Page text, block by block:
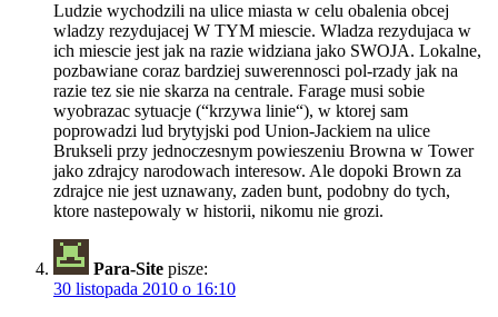
Ludzie wychodzili na ulice miasta w celu obalenia obcej
wladzy rezydujacej W TYM miescie. Wladza rezydujaca w
ich miescie jest jak na razie widziana jako SWOJA. Lokalne,
pozbawiane coraz bardziej suwerennosci pol-rzady jak na
razie tez sie nie skarza na centrale. Farage musi sobie
wyobrazac sytuacje (“krzywa linie“), w ktorej sam
poprowadzi lud brytyjski pod Union-Jackiem na ulice
Brukseli przy jednoczesnym powieszeniu Browna w Tower
jako zdrajcy narodowach interesow. Ale dopoki Brown za
zdrajce nie jest uznawany, zaden bunt, podobny do tych,
ktore nastepowaly w historii, nikomu nie grozi.
Para-Site pisze:
30 listopada 2010 o 16:10